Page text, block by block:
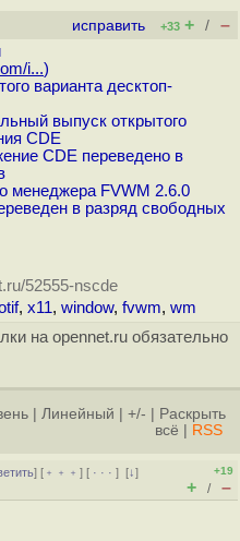
исправить +33 + / –
i...)
варианта десктоп-
выпуск открытого
CDE
CDE переведено в
менеджера FVWM 2.6.0
в разряд свободных
52555-nscde
, x11, window, fvwm, wm
на opennet.ru обязательно
Линейный +/-
Раскрыть
всё
RSS
] [ ﹢﹢﹢] [ · · ·][↓]
+19
+ / –